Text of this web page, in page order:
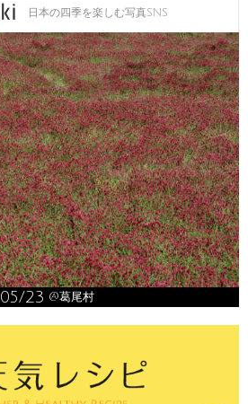
日本の四季を楽しむ写真SNS
05/23 @葛尾村